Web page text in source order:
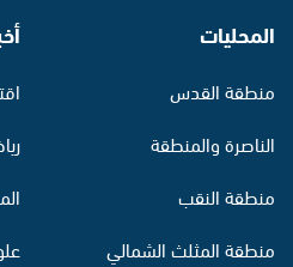
المحليات
منطقة القدس
الناصرة والمنطقة
منطقة النقب
منطقة المثلث الشمالي